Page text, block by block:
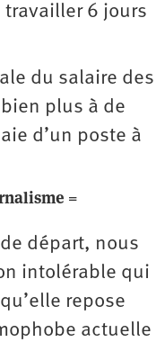
6 jours
du salaire des
plus à de
d’un poste à
=
départ, nous
intolérable qui
repose
actuelle